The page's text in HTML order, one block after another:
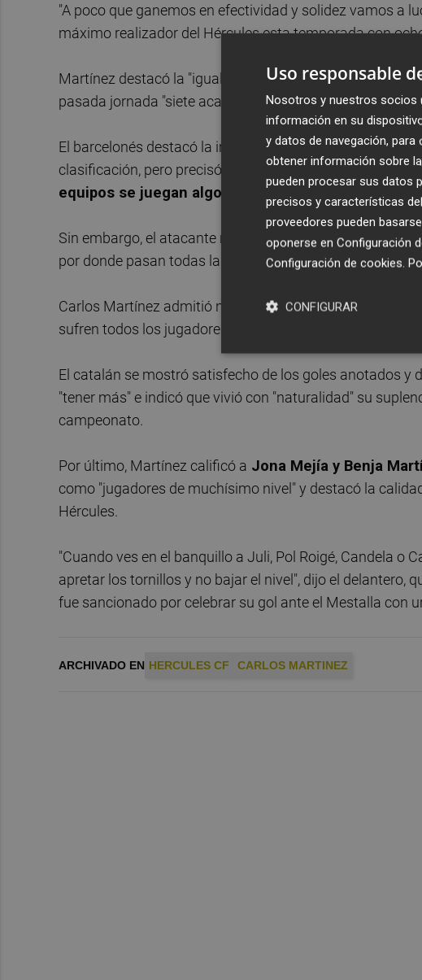
"A poco que ganemos en efectividad y solidez vamos a
máximo realizador del Hércules esta temporada con
Martínez destacó la "igualdad" que existe en el Grupo III
pasada jornada "siete acabaron con empate".
El barcelonés destacó la importancia de poder enlazar
clasificación, pero precisó que en esta fase de la
equipos se juegan algo".
Sin embargo, el atacante recordó la importancia de que
por donde pasan todas las opciones" de pelear por una
Carlos Martínez admitió no estar en su mejor momento
sufren todos los jugadores durante un campeonato.
El catalán se mostró satisfecho de los goles anotados y
"tener más" e indicó que vivió con "naturalidad" su
campeonato.
Por último, Martínez calificó a Jona Mejía y Benja
como "jugadores de muchísimo nivel" y destacó la
Hércules.
"Cuando ves en el banquillo a Juli, Pol Roigé, Candela o
apretar los tornillos y no bajar el nivel", dijo el delantero,
fue sancionado por celebrar su gol ante el Mestalla con
ARCHIVADO EN HERCULES CF CARLOS MARTINEZ
Uso responsable
Nosotros y nuestros socios
información en su
y datos de navegación,
obtener información sobre
pueden procesar sus datos
precisos y características
proveedores pueden
oponerse en Configuración
Configuración de cookies.
CONFIGURAR